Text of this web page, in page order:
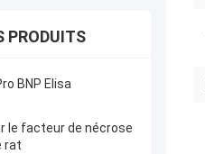
PRODUITS
BNP Elisa
le facteur de nécrose
rat